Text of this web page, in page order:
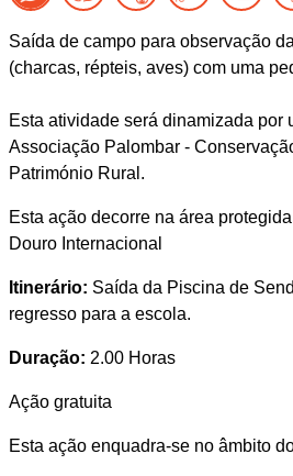
Saída de campo para observação
(charcas, répteis, aves) com uma
Esta atividade será dinamizada por
Associação Palombar -
Património Rural.
Esta ação decorre na área
Douro Internacional
Itinerário: Saída da Piscina de
regresso para a escola.
Duração: 2.00 Horas
Ação gratuita
Esta ação enquadra-se no âmbito